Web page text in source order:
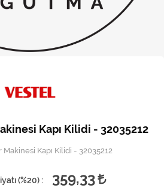
Kapı Kilidi - 32035212
Makinesi Kapı Kilidi - 32035212
(%20) :
359,33